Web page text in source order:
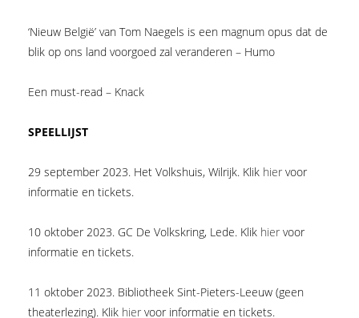
‘Nieuw België’ van Tom Naegels is een magnum opus dat de
blik op ons land voorgoed zal veranderen – Humo
Een must-read – Knack
SPEELLIJST
29 september 2023. Het Volkshuis, Wilrijk. Klik hier voor
informatie en tickets.
10 oktober 2023. GC De Volkskring, Lede. Klik hier voor
informatie en tickets.
11 oktober 2023. Bibliotheek Sint-Pieters-Leeuw (geen
theaterlezing). Klik hier voor informatie en tickets.